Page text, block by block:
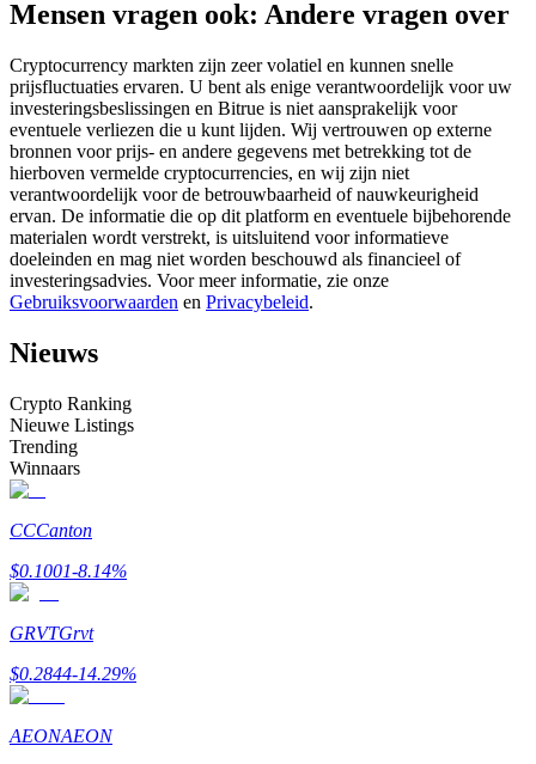
Word een Copy Trader
Informatie
Big data-analyse inclusief handelsinformatie, enz.
Mensen vragen ook: Andere vragen over
Cryptocurrency markten zijn zeer volatiel en kunnen snelle
prijsfluctuaties ervaren. U bent als enige verantwoordelijk voor uw
investeringsbeslissingen en Bitrue is niet aansprakelijk voor
eventuele verliezen die u kunt lijden. Wij vertrouwen op externe
bronnen voor prijs- en andere gegevens met betrekking tot de
hierboven vermelde cryptocurrencies, en wij zijn niet
verantwoordelijk voor de betrouwbaarheid of nauwkeurigheid
ervan. De informatie die op dit platform en eventuele bijbehorende
materialen wordt verstrekt, is uitsluitend voor informatieve
doeleinden en mag niet worden beschouwd als financieel of
investeringsadvies. Voor meer informatie, zie onze
Gebruiksvoorwaarden en Privacybeleid.
Nieuws
Crypto Ranking
Nieuwe Listings
Trending
Winnaars
CCCanton
$0.1001-8.14%
GRVTGrvt
$0.2844-14.29%
AEONAEON